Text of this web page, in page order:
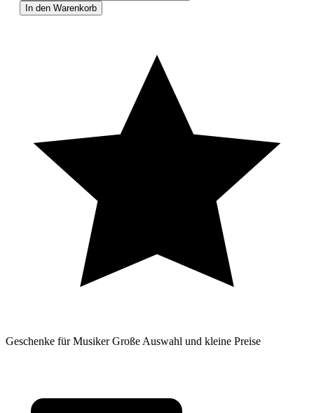
In den Warenkorb
Geschenke für Musiker Große Auswahl und kleine Preise